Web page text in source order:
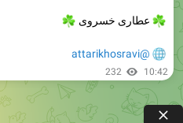
عطاری خسروی
@attarikhosravi
232 10:42